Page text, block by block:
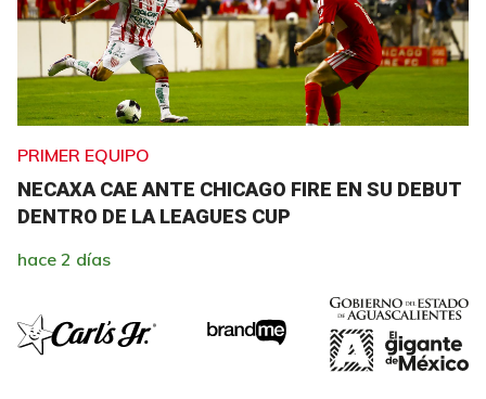
PRIMER EQUIPO
NECAXA CAE ANTE CHICAGO FIRE EN SU DEBUT
DENTRO DE LA LEAGUES CUP
hace 2 días